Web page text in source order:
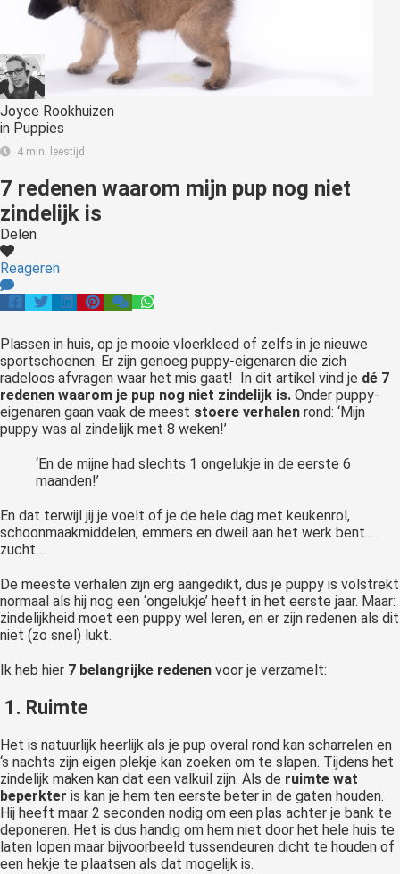
Joyce Rookhuizen
in Puppies
4 min. leestijd
7 redenen waarom mijn pup nog niet
zindelijk is
Delen
Reageren
Plassen in huis, op je mooie vloerkleed of zelfs in je nieuwe
sportschoenen. Er zijn genoeg puppy-eigenaren die zich
radeloos afvragen waar het mis gaat! In dit artikel vind je dé 7
redenen waarom je pup nog niet zindelijk is. Onder puppy-
eigenaren gaan vaak de meest stoere verhalen rond: ‘Mijn
puppy was al zindelijk met 8 weken!’
‘En de mijne had slechts 1 ongelukje in de eerste 6
maanden!’
En dat terwijl jij je voelt of je de hele dag met keukenrol,
schoonmaakmiddelen, emmers en dweil aan het werk bent…
zucht….
De meeste verhalen zijn erg aangedikt, dus je puppy is volstrekt
normaal als hij nog een ‘ongelukje’ heeft in het eerste jaar. Maar:
zindelijkheid moet een puppy wel leren, en er zijn redenen als dit
niet (zo snel) lukt.
Ik heb hier 7 belangrijke redenen voor je verzamelt:
1. Ruimte
Het is natuurlijk heerlijk als je pup overal rond kan scharrelen en
‘s nachts zijn eigen plekje kan zoeken om te slapen. Tijdens het
zindelijk maken kan dat een valkuil zijn. Als de ruimte wat
beperkter is kan je hem ten eerste beter in de gaten houden.
Hij heeft maar 2 seconden nodig om een plas achter je bank te
deponeren. Het is dus handig om hem niet door het hele huis te
laten lopen maar bijvoorbeeld tussendeuren dicht te houden of
een hekje te plaatsen als dat mogelijk is.
worden
om
te
over
van
op
gebruikt
te
Hierdoor
website-
van